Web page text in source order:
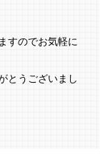
すのでお気軽に
とうございまし